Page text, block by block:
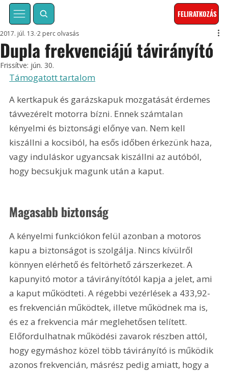
FELIRATKOZÁS
Dupla frekvenciájú távirányító
2017. júl. 13. 2 perc olvasás
Frissítve: jún. 30.
Támogatott tartalom
A kertkapuk és garázskapuk mozgatását érdemes
távvezérelt motorra bízni. Ennek számtalan
kényelmi és biztonsági előnye van. Nem kell
kiszállni a kocsiból, ha esős időben érkezünk haza,
vagy induláskor ugyancsak kiszállni az autóból,
hogy becsukjuk magunk után a kaput.
Magasabb biztonság
A kényelmi funkciókon felül azonban a motoros
kapu a biztonságot is szolgálja. Nincs kívülről
könnyen elérhető és feltörhető zárszerkezet. A
kapunyitó motor a távirányítótól kapja a jelet, ami
a kaput működteti. A régebbi vezérlések a 433,92-
es frekvencián működtek, illetve működnek ma is,
és ez a frekvencia már meglehetősen telített.
Előfordulhatnak működési zavarok részben attól,
hogy egymáshoz közel több távirányító is működik
azonos frekvencián, másrész pedig amiatt, hogy a